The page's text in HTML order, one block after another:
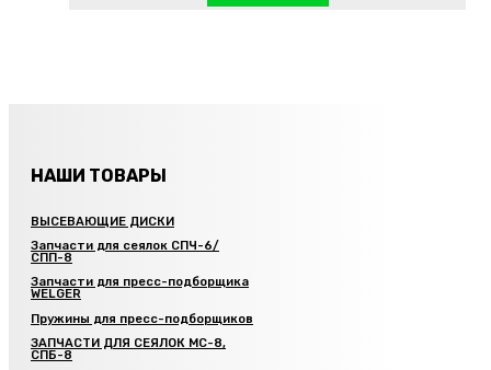
НАШИ ТОВАРЫ
ВЫСЕВАЮЩИЕ ДИСКИ
Запчасти для сеялок СПЧ-6/
СПП-8
Запчасти для пресс-подборщика
WELGER
Пружины для пресс-подборщиков
ЗАПЧАСТИ ДЛЯ СЕЯЛОК МС-8,
СПБ-8